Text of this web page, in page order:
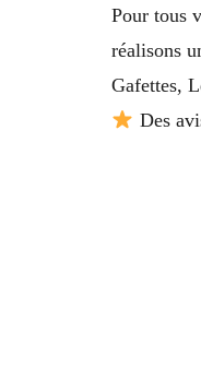
Pour tous
réalisons
Gafettes,
Des